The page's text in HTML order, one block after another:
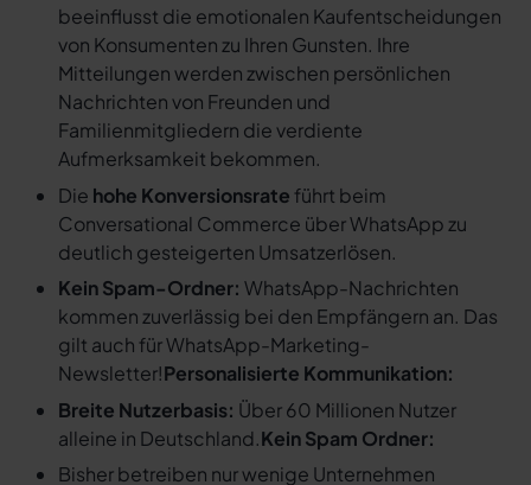
beeinflusst die emotionalen Kaufentscheidungen
von Konsumenten zu Ihren Gunsten. Ihre
Mitteilungen werden zwischen persönlichen
Nachrichten von Freunden und
Familienmitgliedern die verdiente
Aufmerksamkeit bekommen.
Die hohe Konversionsrate führt beim
Conversational Commerce über WhatsApp zu
deutlich gesteigerten Umsatzerlösen.
Kein Spam-Ordner: WhatsApp-Nachrichten
kommen zuverlässig bei den Empfängern an. Das
gilt auch für WhatsApp-Marketing-
Newsletter!Personalisierte Kommunikation:
Breite Nutzerbasis: Über 60 Millionen Nutzer
alleine in Deutschland.Kein Spam Ordner:
Bisher betreiben nur wenige Unternehmen